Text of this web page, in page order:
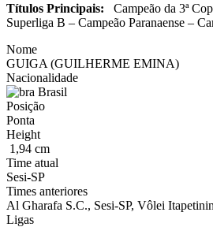
Títulos Principais: Campeão da 3ª
Superliga B – Campeão Paranaense –
Nome
GUIGA (GUILHERME EMINA)
Nacionalidade
Brasil
Posição
Ponta
Height
1,94 cm
Time atual
Sesi-SP
Times anteriores
Al Gharafa S.C., Sesi-SP, Vôlei
Ligas